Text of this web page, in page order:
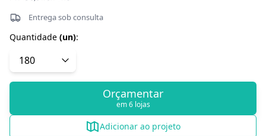
Entrega sob consulta
Quantidade (un):
Orçamentar
em 6 lojas
Adicionar ao projeto